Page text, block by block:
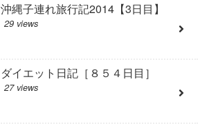
沖縄子連れ旅行記2014【3日目】
29 views
ダイエット日記［８５４日目］
27 views